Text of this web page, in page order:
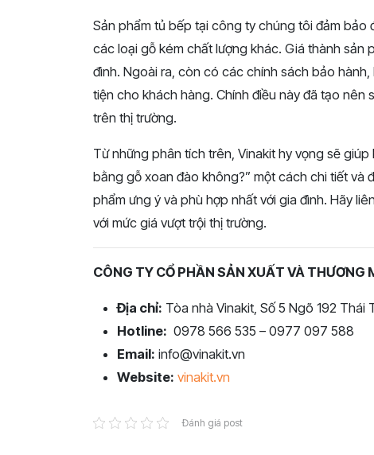
Sản phẩm tủ bếp tại công ty chúng tôi đảm bảo
các loại gỗ kém chất lượng khác. Giá thành sản
đình. Ngoài ra, còn có các chính sách bảo
tiện cho khách hàng. Chính điều này đã tạo
trên thị trường.
Từ những phân tích trên, Vinakit hy vọng sẽ
bằng gỗ xoan đào không?” một cách chi tiết và
phẩm ưng ý và phù hợp nhất với gia đình. Hãy
với mức giá vượt trội thị trường.
CÔNG TY CỔ PHẦN SẢN XUẤT VÀ THƯƠNG
Địa chỉ: Tòa nhà Vinakit, Số 5 Ngõ 192 Thái
Hotline: 0978 566 535 – 0977 097 588
Email: info@vinakit.vn
Website: vinakit.vn
Đánh giá post